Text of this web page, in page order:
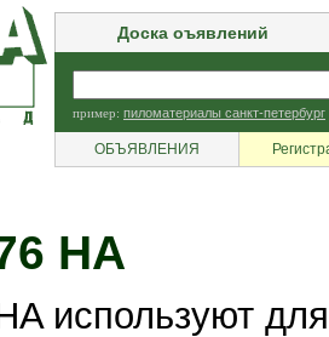
Доска оъявлений
пример: пиломатериалы санкт-петербург
ОБЪЯВЛЕНИЯ
HA
используют